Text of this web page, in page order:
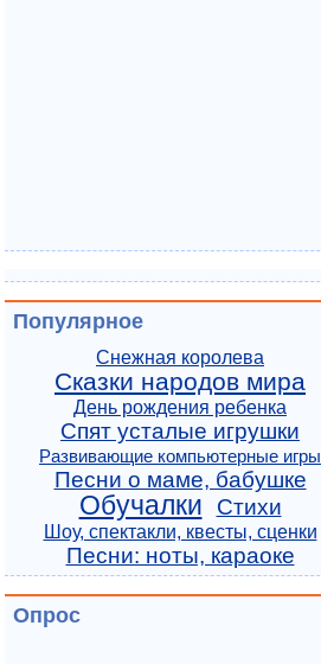
Популярное
Снежная королева
Сказки народов мира
День рождения ребенка
Спят усталые игрушки
Развивающие компьютерные игры
Песни о маме, бабушке
Обучалки Стихи
Шоу, спектакли, квесты, сценки
Песни: ноты, караоке
Опрос